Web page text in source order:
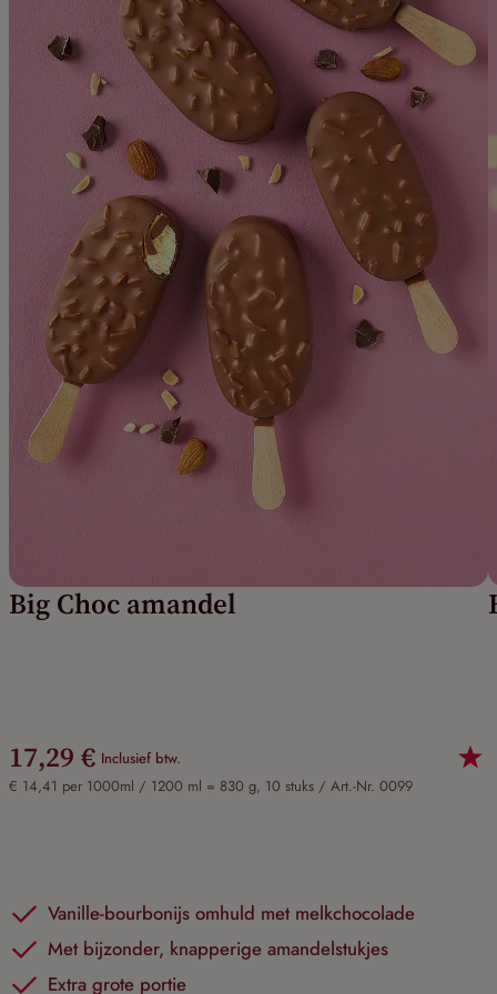
Big Choc amandel
17,29 € Inclusief btw.
€ 14,41 per 1000ml / 1200 ml = 830 g, 10 stuks / Art.-Nr. 0099
Vanille-bourbonijs omhuld met melkchocolade
Met bijzonder, knapperige amandelstukjes
Extra grote portie